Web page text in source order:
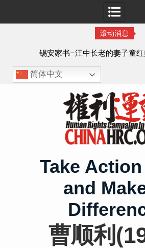
滚动消息
锡安家书–汪中长老的妻子童
简体中文
Take
and
曹顺利